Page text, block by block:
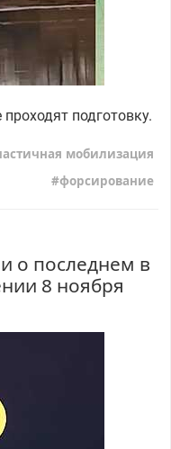
подготовку.
мобилизация
форсирование
о последнем в
8 ноября